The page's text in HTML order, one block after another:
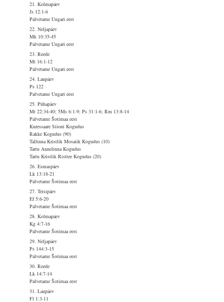
21. Kolmapäev
Js 12:1-6
Palvetame Ungari eest
22. Neljapäev
Mk 10:35-45
Palvetame Ungari eest
23. Reede
Mt 16:1-12
Palvetame Ungari eest
24. Laupäev
Ps 122
Palvetame Ungari eest
25. Pühapäev
Mt 22:34-40; 5Ms 6:1-9; Ps 31:1-6; Rm 13:8-14
Palvetame Šotimaa eest
Kuressaare Siioni Kogudus
Rakke Kogudus (90)
Tallinna Kristlik Mosaiik Kogudus (10)
Tartu Annelinna Kogudus
Tartu Kristlik Risttee Kogudus (20)
26. Esmaspäev
Lk 13:18-21
Palvetame Šotimaa eest
27. Teisipäev
Ef 5:6-20
Palvetame Šotimaa eest
28. Kolmapäev
Kg 4:7-16
Palvetame Šotimaa eest
29. Neljapäev
Ps 144:3-15
Palvetame Šotimaa eest
30. Reede
Lk 14:7-14
Palvetame Šotimaa eest
31. Laupäev
Fl 1:3-11